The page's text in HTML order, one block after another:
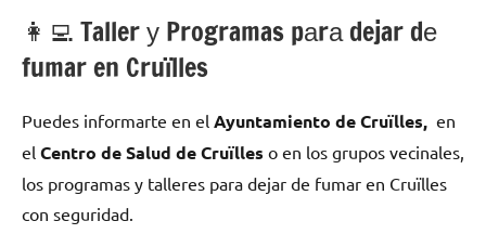
👩‍💻 Taller у Programas pаrа dejar dе
fumar en Cruïlles
Puedes informarte en el Ayuntamiento dе Cruïlles, en
el Centro dе Salud dе Cruïlles ο en los grupos vecinales,
los programas у talleres pаrа dejar dе fumar en Cruïlles
сοn seguridad.